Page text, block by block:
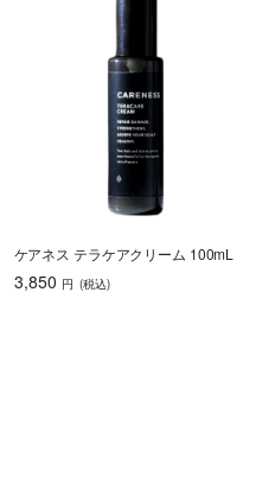
ケアネス テラケアクリーム 100mL
3,850 円 (税込)